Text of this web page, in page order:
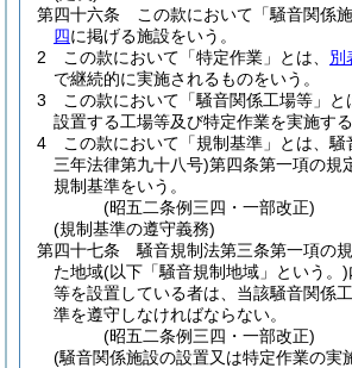
第四十六条
この款において「騒音関係施
四に掲げる施設をいう。
2
この款において「特定作業」とは、 別
で継続的に実施されるものをいう。
3
この款において「騒音関係工場等」
設置する工場等及び特定作業を実施する
4
この款において「規制基準」とは、騒
三年法律第九十八号)第四条第一項の規
規制基準をいう。
(昭五二条例三四・一部改正)
(規制基準の遵守義務)
第四十七条
騒音規制法第三条第一項の
た地域(以下「騒音規制地域」という。)
等を設置している者は、当該騒音関係
準を遵守しなければならない。
(昭五二条例三四・一部改正)
(騒音関係施設の設置又は特定作業の実